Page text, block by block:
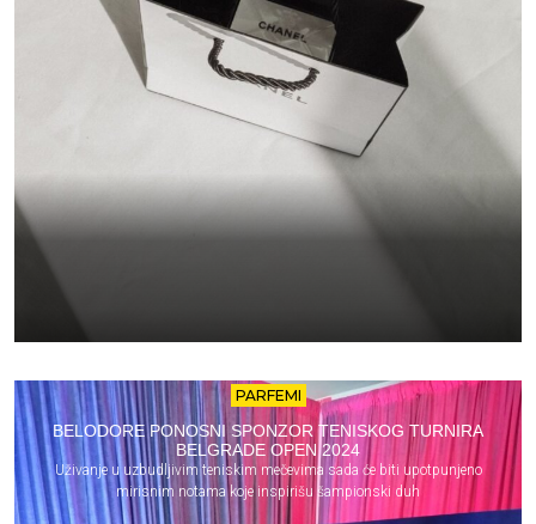
PARFEMI
BELODORE PONOSNI SPONZOR TENISKOG TURNIRA
BELGRADE OPEN 2024
Uživanje u uzbudljivim teniskim mečevima sada će biti upotpunjeno
mirisnim notama koje inspirišu šampionski duh